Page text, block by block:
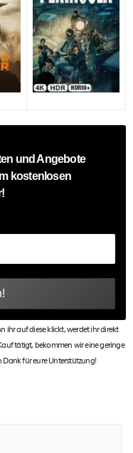
und Angebote
kostenlosen
ihr auf diese klickt, werdet ihr direkt
tätigt, bekommen wir eine geringe
Dank für eure Unterstützung!